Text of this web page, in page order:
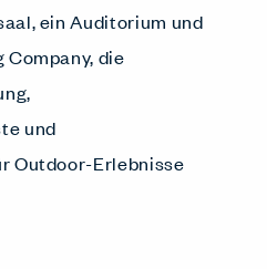
ein Auditorium und
die
und
Outdoor-Erlebnisse